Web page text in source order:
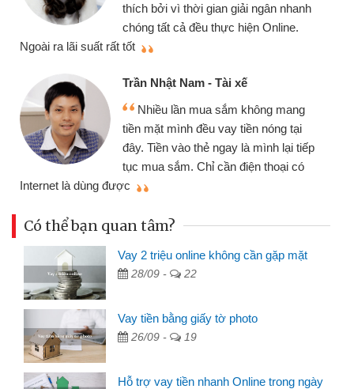
thích bởi vì thời gian giải ngân nhanh
chóng tất cả đều thực hiện Online.
Ngoài ra lãi suất rất tốt
Trần Nhật Nam - Tài xế
Nhiều lần mua sắm không mang
tiền mặt mình đều vay tiền nóng tại
đây. Tiền vào thẻ ngay là mình lại tiếp
tục mua sắm. Chỉ cần điện thoại có
Internet là dùng được
Có thể bạn quan tâm?
Vay 2 triệu online không cần gặp mặt
28/09 - 22
Vay tiền bằng giấy tờ photo
26/09 - 19
Hỗ trợ vay tiền nhanh Online trong ngày